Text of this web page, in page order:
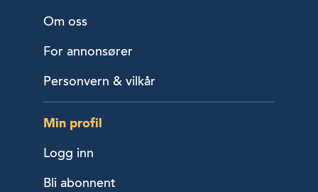
Om oss
For annonsører
Personvern & vilkår
Min profil
Logg inn
Bli abonnent